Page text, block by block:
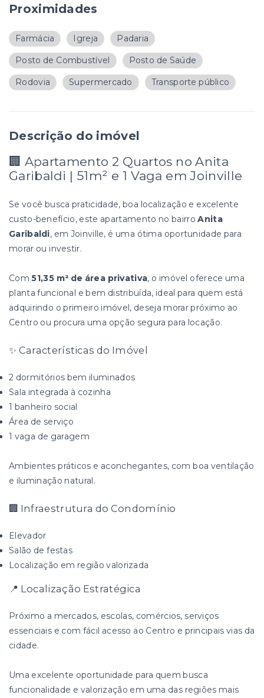
Proximidades
Farmácia Igreja Padaria
Posto de Combustível Posto de Saúde
Rodovia Supermercado Transporte público
Descrição do imóvel
🏢 Apartamento 2 Quartos no Anita
Garibaldi | 51m² e 1 Vaga em Joinville
Se você busca praticidade, boa localização e excelente
custo-benefício, este apartamento no bairroAnita
Garibaldi, em Joinville, é uma ótima oportunidade para
morar ou investir.
Com51,35 m² de área privativa, o imóvel oferece uma
planta funcional e bem distribuída, ideal para quem está
adquirindo o primeiro imóvel, deseja morar próximo ao
Centro ou procura uma opção segura para locação.
✨ Características do Imóvel
2 dormitórios bem iluminados
Sala integrada à cozinha
1 banheiro social
Área de serviço
1 vaga de garagem
Ambientes práticos e aconchegantes, com boa ventilação
e iluminação natural.
🏢 Infraestrutura do Condomínio
Elevador
Salão de festas
Localização em região valorizada
📍 Localização Estratégica
Próximo a mercados, escolas, comércios, serviços
essenciais e com fácil acesso ao Centro e principais vias da
cidade.
Uma excelente oportunidade para quem busca
funcionalidade e valorização em uma das regiões mais